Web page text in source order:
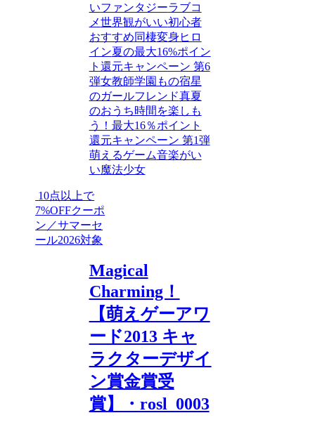
いファンタジーラブコ
メ世界観がいい初心者
おすすめ同棲変身ヒロ
イン夏の最大16%ポイン
ト還元キャンペーン 第6
弾女教師学園もの宿星
のガールフレンド真夏
のおうち時間を楽しも
う！最大16％ポイント
還元キャンペーン 第1弾
萌えるゲーム音楽がい
い魔法少女
10点以上で
7%OFFクーポ
ン／サマーセ
ール2026対象
Magical
Charming！
【萌えゲーアワ
ード2013 キャ
ラクターデザイ
ン賞金賞受
賞】・rosl_0003